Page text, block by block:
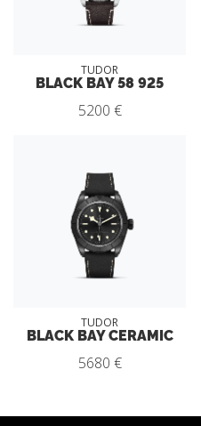
TUDOR
BLACK BAY 58 925
5200 €
TUDOR
BLACK BAY CERAMIC
5680 €